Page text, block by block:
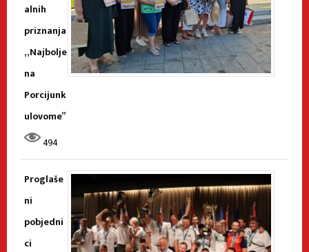
alnih
priznanja
„Najbolje
na
Porcijunk
ulovome”
494
Proglaše
ni
pobjedni
ci